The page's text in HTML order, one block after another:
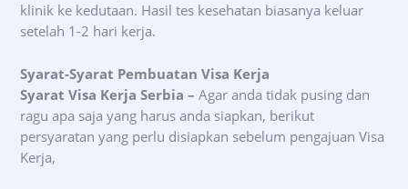
klinik ke kedutaan. Hasil tes kesehatan biasanya keluar
setelah 1-2 hari kerja.
Syarat-Syarat Pembuatan Visa Kerja
Syarat Visa Kerja Serbia –Agar anda tidak pusing dan
ragu apa saja yang harus anda siapkan, berikut
persyaratan yang perlu disiapkan sebelum pengajuan Visa
Kerja,